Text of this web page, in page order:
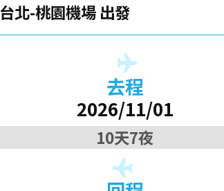
台北-桃園機場 出發
去程
2026/11/01
10天7夜